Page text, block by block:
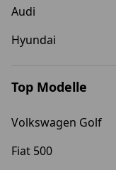
Audi
Hyundai
Top Modelle
Volkswagen Golf
Fiat 500